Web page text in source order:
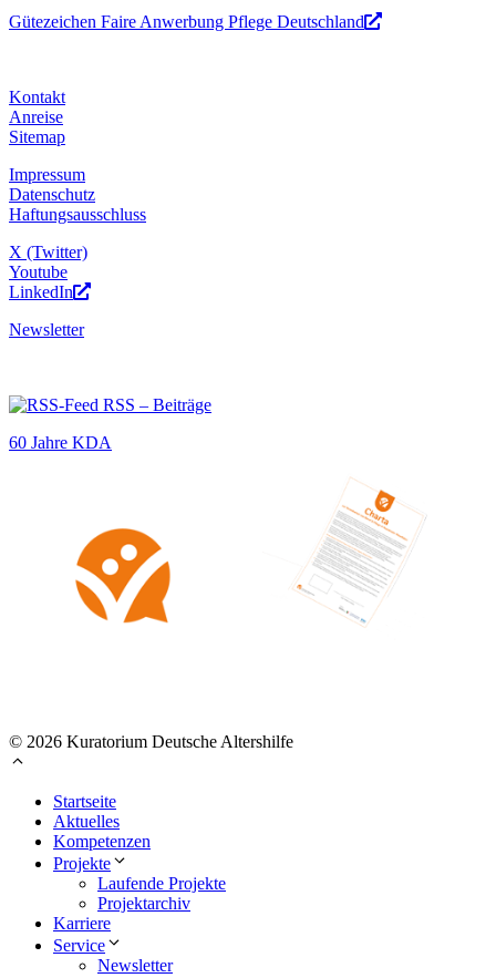
Gütezeichen Faire Anwerbung Pflege Deutschland
Kontakt
Anreise
Sitemap
Impressum
Datenschutz
Haftungsausschluss
X (Twitter)
Youtube
LinkedIn
Newsletter
RSS – Beiträge
60 Jahre KDA
© 2026 Kuratorium Deutsche Altershilfe
Startseite
Aktuelles
Kompetenzen
Projekte
Laufende Projekte
Projektarchiv
Karriere
Service
Newsletter